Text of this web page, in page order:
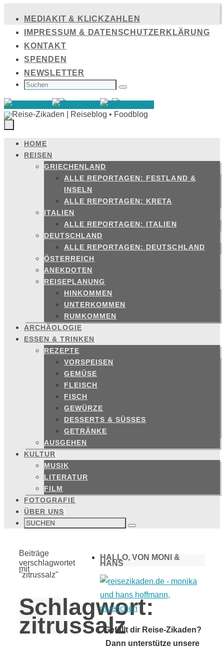
Inhalt
springen
MEDIAKIT & KLICKZAHLEN
IMPRESSUM & DATENSCHUTZERKLÄRUNG
KONTAKT
SPENDEN
NEWSLETTER
SUCHEN
NACH: Suchen
Zum
Inhalt
springen
HOME
REISEN
GRIECHENLAND
ALLE REPORTAGEN: FESTLAND &
INSELN
ALLE REPORTAGEN: KRETA
ITALIEN
ALLE REPORTAGEN: ITALIEN
DEUTSCHLAND
ALLE REPORTAGEN: DEUTSCHLAND
ÖSTERREICH
ANEKDOTEN
REISEPLANUNG
HINKOMMEN
UNTERKOMMEN
RUMKOMMEN
ARCHÄOLOGIE
ESSEN & TRINKEN
REZEPTE
VORSPEISEN
GEMÜSE
FLEISCH
FISCH
GEWÜRZE
DESSERTS & SÜSSES
GETRÄNKE
AUSGEHEN
KULTUR
MUSIK
LITERATUR
FILM
FOTOGRAFIE
ÜBER UNS
Suchen
nach: Suchen
Start
Beiträge
verschlagwortet
mit
"zitrussalz"
Schlagwort:
zitrussalz
HALLO, VON MONI &
HANS
Gefällt dir Reise-Zikaden?
Dann unterstütze unsere